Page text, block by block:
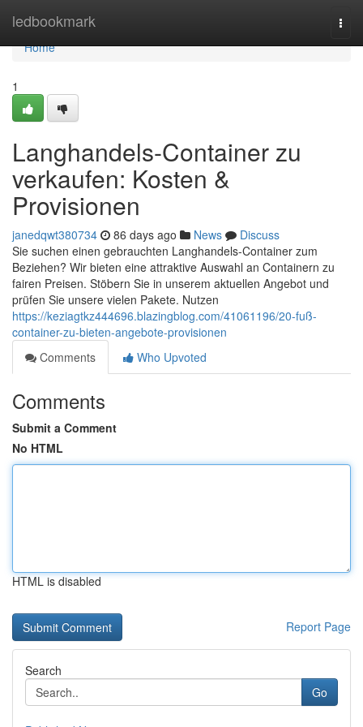
ledbookmark
Home
Home
1
Langhandels-Container zu
verkaufen: Kosten &
Provisionen
janedqwt380734 86 days ago News
Discuss
Sie suchen einen gebrauchten Langhandels-Container zum
Beziehen? Wir bieten eine attraktive Auswahl an Containern zu
fairen Preisen. Stöbern Sie in unserem aktuellen Angebot und
prüfen Sie unsere vielen Pakete. Nutzen
https://keziagtkz444696.blazingblog.com/41061196/20-fuß-
container-zu-bieten-angebote-provisionen
Comments
Who Upvoted
Comments
Submit a Comment
No HTML
HTML is disabled
Report Page
Search
Go